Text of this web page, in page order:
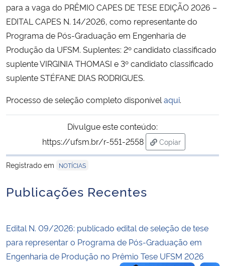
Controladoria-Geral da União
Ministério da Mulher, da Família e dos Direitos Humanos
Secretaria-Geral
Gabinete de Segurança Institucional
Advocacia-Geral da União
Banco Central do Brasil
Planalto
para a vaga do PRÊMIO CAPES DE TESE EDIÇÃO 2026 –
EDITAL CAPES N. 14/2026, como representante do
Programa de Pós-Graduação em Engenharia de
Produção da UFSM. Suplentes: 2º candidato classificado
suplente VIRGINIA THOMASI e 3º candidato classificado
suplente STÉFANE DIAS RODRIGUES.
Processo de seleção completo disponível aqui.
Divulgue este conteúdo:
https://ufsm.br/r-551-2558
Copiar
para área de
Registrado em
NOTÍCIAS
Publicações Recentes
Edital N. 09/2026: publicado edital de seleção de tese
para representar o Programa de Pós-Graduação em
Engenharia de Produção no Prêmio Tese UFSM 2026